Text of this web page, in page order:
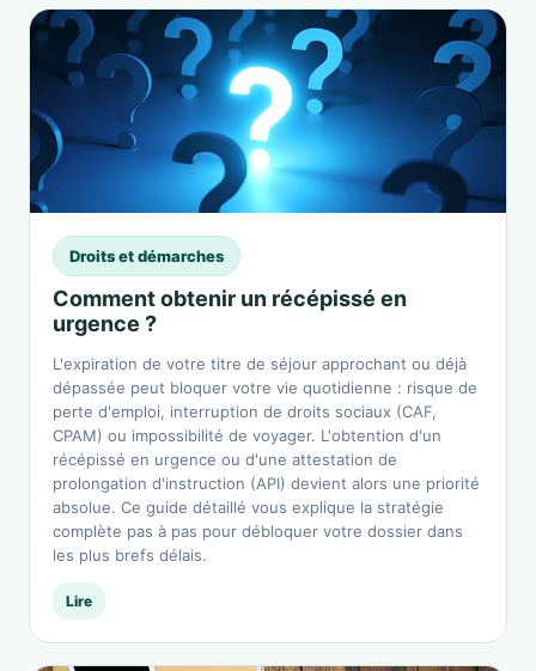
Droits et démarches
Comment obtenir un récépissé en
urgence ?
L'expiration de votre titre de séjour approchant ou déjà
dépassée peut bloquer votre vie quotidienne : risque de
perte d'emploi, interruption de droits sociaux (CAF,
CPAM) ou impossibilité de voyager. L'obtention d'un
récépissé en urgence ou d'une attestation de
prolongation d'instruction (API) devient alors une priorité
absolue. Ce guide détaillé vous explique la stratégie
complète pas à pas pour débloquer votre dossier dans
les plus brefs délais.
Lire